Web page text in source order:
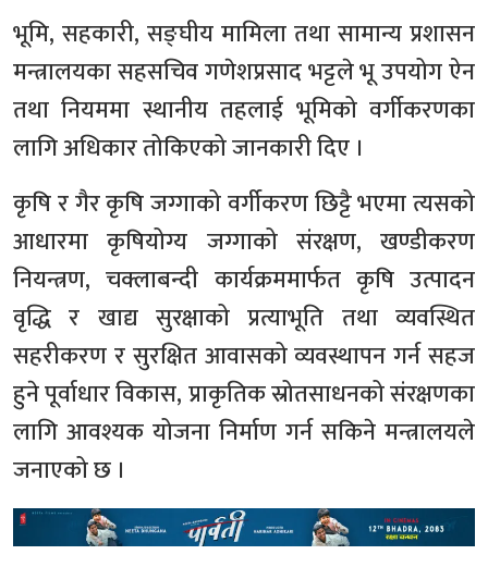
भूमि, सहकारी, सङ्घीय मामिला तथा सामान्य प्रशासन
मन्त्रालयका सहसचिव गणेशप्रसाद भट्टले भू उपयोग ऐन
तथा नियममा स्थानीय तहलाई भूमिको वर्गीकरणका
लागि अधिकार तोकिएको जानकारी दिए ।
कृषि र गैर कृषि जग्गाको वर्गीकरण छिट्टै भएमा त्यसको
आधारमा कृषियोग्य जग्गाको संरक्षण, खण्डीकरण
नियन्त्रण, चक्लाबन्दी कार्यक्रममार्फत कृषि उत्पादन
वृद्धि र खाद्य सुरक्षाको प्रत्याभूति तथा व्यवस्थित
सहरीकरण र सुरक्षित आवासको व्यवस्थापन गर्न सहज
हुने पूर्वाधार विकास, प्राकृतिक स्रोतसाधनको संरक्षणका
लागि आवश्यक योजना निर्माण गर्न सकिने मन्त्रालयले
जनाएको छ ।